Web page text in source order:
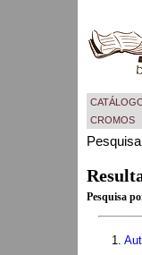
CROMOS
Pesquisa
1.